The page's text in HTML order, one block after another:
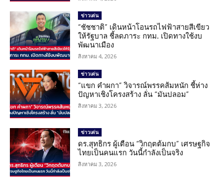
ข่าวเด่น
“ชัชชาติ” เดินหน้าโอนรถไฟฟ้าสายสีเขียว
ให้รัฐบาล ชี้ลดภาระ กทม. เปิดทางใช้งบ
พัฒนาเมือง
สิงหาคม 4, 2026
ข่าวเด่น
“แขก คำผกา” วิจารณ์พรรคส้มหนัก ชี้ห่าง
ปัญหาเชิงโครงสร้าง ลั่น “มันปลอม”
สิงหาคม 3, 2026
ข่าวเด่น
ดร.สุทธิกร ผู้เตือน “วิกฤตต้มกบ” เศรษฐกิจ
ไทยเป็นคนแรก วันนี้กำลังเป็นจริง
สิงหาคม 3, 2026